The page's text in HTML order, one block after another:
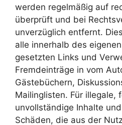
werden regelmäßig auf
überprüft und bei
unverzüglich entfernt.
alle innerhalb des
gesetzten Links und
Fremdeinträge in vom
Gästebüchern,
Mailinglisten. Für illegale,
unvollständige Inhalte
Schäden, die aus der